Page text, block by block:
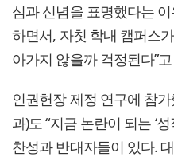
심과 신념을 표명했다는
하면서, 자칫 학내 캠퍼스
아가지 않을까 걱정된다”
인권헌장 제정 연구에 참
과)도 “지금 논란이 되는 ‘
찬성과 반대자들이 있다.